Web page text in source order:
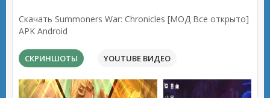
Скачать Summoners War: Chronicles [МОД Все открыто]
APK Android
СКРИНШОТЫ YOUTUBE ВИДЕО